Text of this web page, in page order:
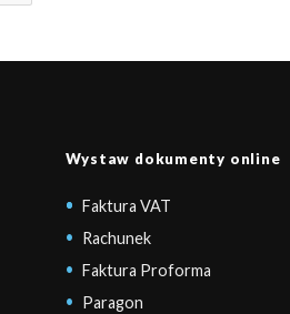
Wystaw dokumenty online
Faktura VAT
Rachunek
Faktura Proforma
Paragon